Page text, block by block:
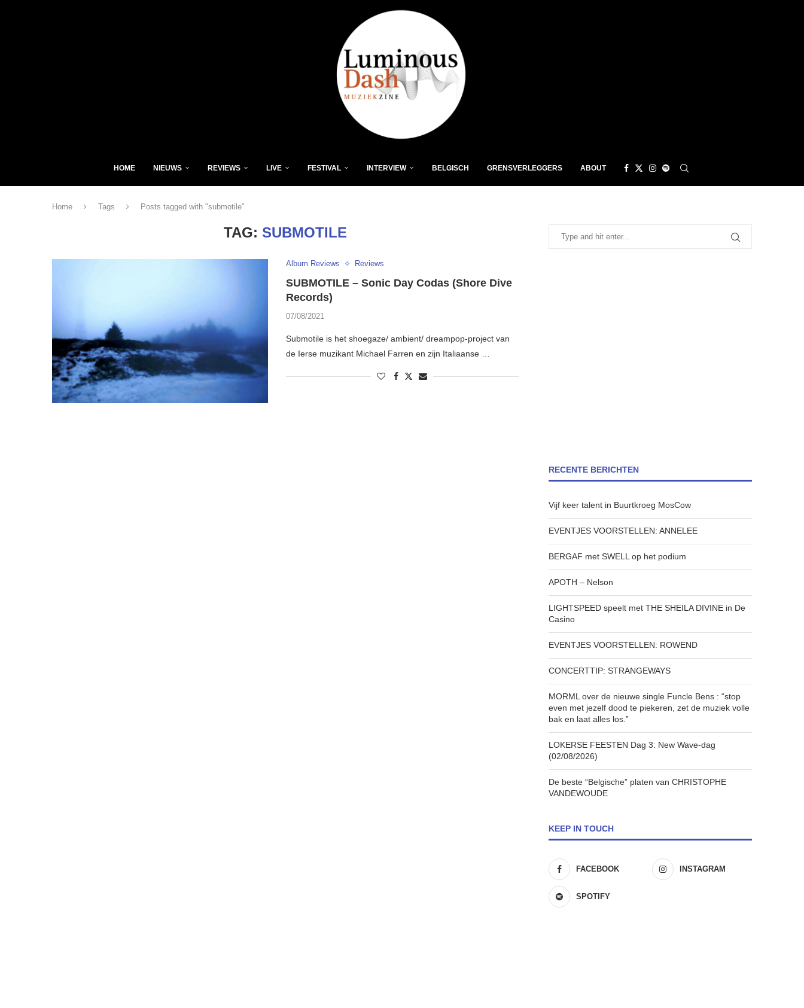
HOME NIEUWS REVIEWS LIVE FESTIVAL INTERVIEW BELGISCH GRENSVERLEGGERS ABOUT
Home Tags Posts tagged with "submotile"
TAG: SUBMOTILE
Album Reviews Reviews
SUBMOTILE – Sonic Day Codas (Shore Dive
Records)
07/08/2021
Submotile is het shoegaze/ ambient/ dreampop-project van
de Ierse muzikant Michael Farren en zijn Italiaanse …
RECENTE BERICHTEN
Vijf keer talent in Buurtkroeg MosCow
EVENTJES VOORSTELLEN: ANNELEE
BERGAF met SWELL op het podium
APOTH – Nelson
LIGHTSPEED speelt met THE SHEILA DIVINE in De
Casino
EVENTJES VOORSTELLEN: ROWEND
CONCERTTIP: STRANGEWAYS
MORML over de nieuwe single Funcle Bens : “stop
even met jezelf dood te piekeren, zet de muziek volle
bak en laat alles los.”
LOKERSE FEESTEN Dag 3: New Wave-dag
(02/08/2026)
De beste “Belgische” platen van CHRISTOPHE
VANDEWOUDE
KEEP IN TOUCH
FACEBOOK INSTAGRAM
SPOTIFY